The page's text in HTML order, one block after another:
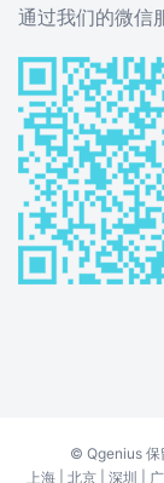
通过我们的微信
© Qgenius 保
上海| 北京| 深圳